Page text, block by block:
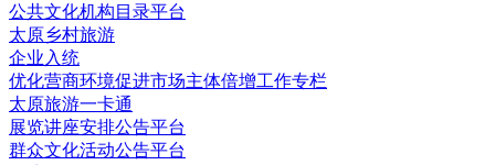
公共文化机构目录平台
太原乡村旅游
企业入统
优化营商环境促进市场主体倍增工作专栏
太原旅游一卡通
展览讲座安排公告平台
群众文化活动公告平台